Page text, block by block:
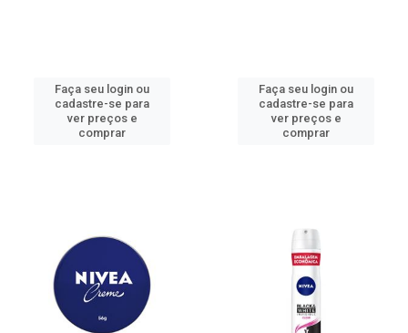
Faça seu login ou
cadastre-se para
ver preços e
comprar
Faça seu login ou
cadastre-se para
ver preços e
comprar